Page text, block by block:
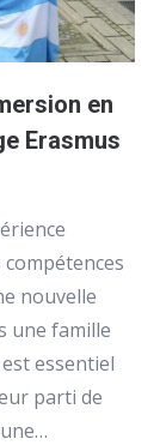
en
Erasmus
nouvelle
une famille
essentiel
parti de